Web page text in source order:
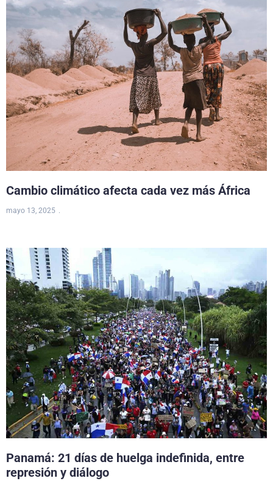
Cambio climático afecta cada vez más África
mayo 13, 2025
Panamá: 21 días de huelga indefinida, entre
represión y diálogo